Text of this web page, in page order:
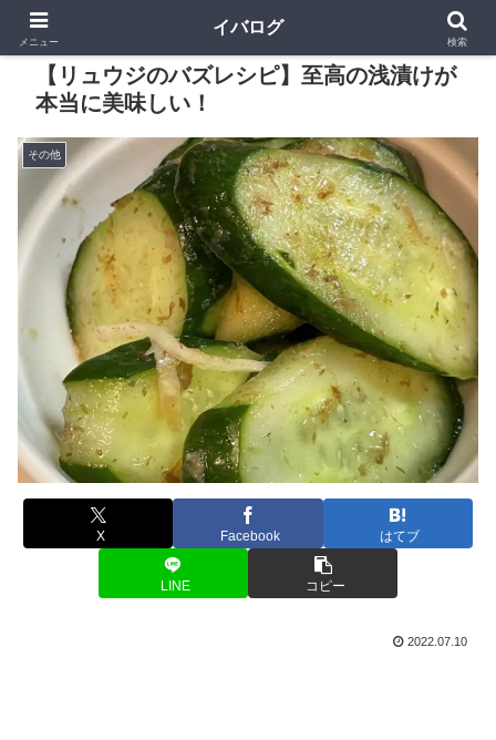
【リュウジのバズレシピ】至高の浅漬けが
本当に美味しい！
その他
X Facebook はてブ
LINE コピー
2022.07.10
メニュー
イバログ
検索